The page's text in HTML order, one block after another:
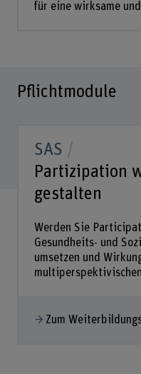
für eine wirksame
Pflichtmodule
SAS
Partizipation
gestalten
Werden Sie
Gesundheits- und
umsetzen und
Zum